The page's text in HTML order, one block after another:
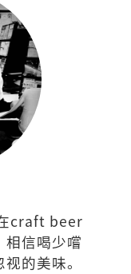
craft beer
相信喝少嚐
的美味。